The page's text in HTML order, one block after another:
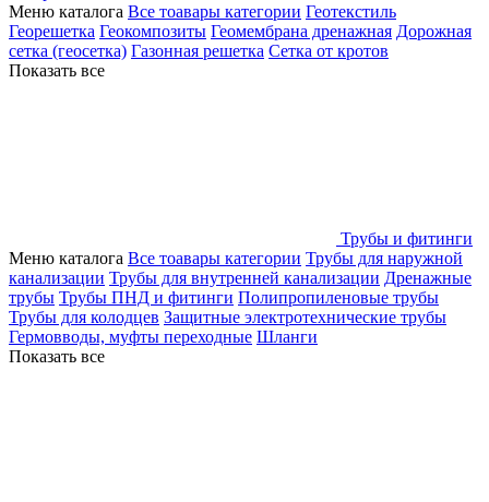
Меню каталога Все тоавары категории Геотекстиль
Георешетка Геокомпозиты Геомембрана дренажная Дорожная
сетка (геосетка) Газонная решетка Сетка от кротов
Показать все
Трубы и фитинги
Меню каталога Все тоавары категории Трубы для наружной
канализации Трубы для внутренней канализации Дренажные
трубы Трубы ПНД и фитинги Полипропиленовые трубы
Трубы для колодцев Защитные электротехнические трубы
Гермовводы, муфты переходные Шланги
Показать все